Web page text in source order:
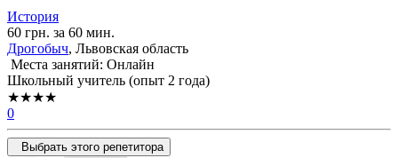
История
60 грн. за 60 мин.
Дрогобыч, Львовская область
Места занятий: Онлайн
Школьный учитель (опыт 2 года)
★★★★
0
Выбрать этого репетитора